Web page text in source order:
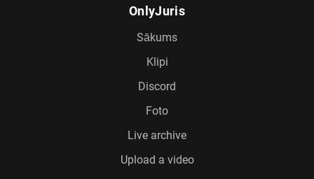
OnlyJuris
Sākums
Klipi
Discord
Foto
Live archive
Upload a video